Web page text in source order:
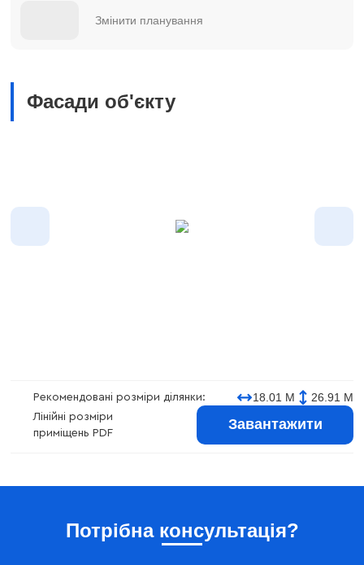
Змінити планування
Фасади об'єкту
Рекомендовані розміри ділянки: 18.01 М 26.91 М
Лінійні розміри
приміщень PDF
Завантажити
Потрібна консультація?